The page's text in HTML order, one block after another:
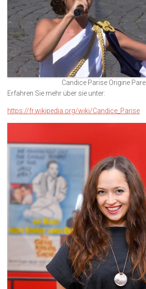
Candice Parise Origine
Erfahren Sie mehr über sie unter:
https://fr.wikipedia.org/wiki/Candice_Parise